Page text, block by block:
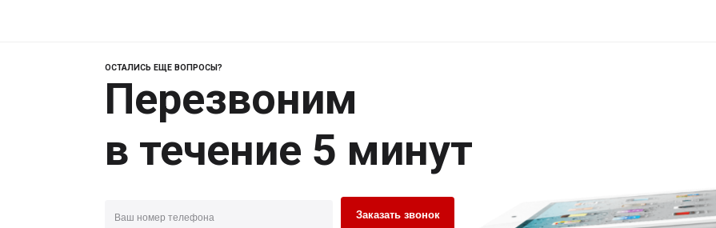
ОСТАЛИСЬ ЕЩЕ ВОПРОСЫ?
Перезвоним
в течение 5 минут
Заказать звонок